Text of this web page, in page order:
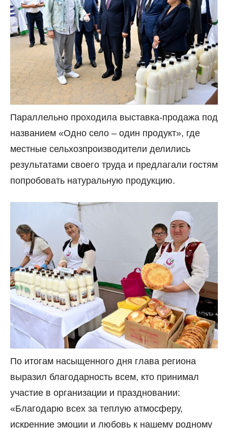
Параллельно проходила выставка-продажа под
названием «Одно село – один продукт», где
местные сельхозпроизводители делились
результатами своего труда и предлагали гостям
попробовать натуральную продукцию.
По итогам насыщенного дня глава региона
выразил благодарность всем, кто принимал
участие в организации и праздновании:
«Благодарю всех за теплую атмосферу,
искренние эмоции и любовь к нашему родному